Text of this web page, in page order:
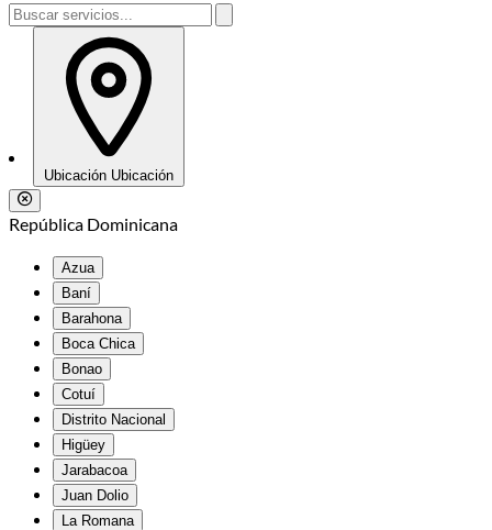
Ubicación Ubicación
República Dominicana
Azua
Baní
Barahona
Boca Chica
Bonao
Cotuí
Distrito Nacional
Higüey
Jarabacoa
Juan Dolio
La Romana